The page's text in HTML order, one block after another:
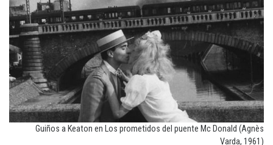
Guiños a Keaton en Los prometidos del puente Mc Donald (Agnès
Varda, 1961)